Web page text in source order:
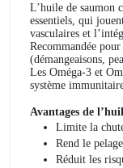
L’huile de saumon
essentiels, qui
vasculaires et
Recommandée
(démangeaisons,
Les Oméga-3 et
système
Avantages de
Limite la
Rend le
Réduit les